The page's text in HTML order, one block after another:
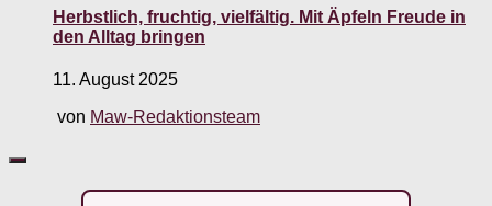
Herbstlich, fruchtig, vielfältig. Mit Äpfeln Freude in
den Alltag bringen
11. August 2025
von Maw-Redaktionsteam